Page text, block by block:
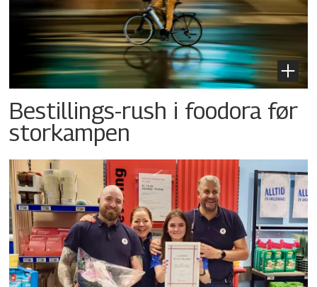
Bestillings-rush i foodora før
storkampen